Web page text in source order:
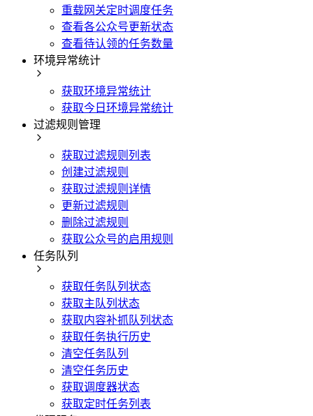
重载网关定时调度任务
查看各公众号更新状态
查看待认领的任务数量
环境异常统计
获取环境异常统计
获取今日环境异常统计
过滤规则管理
获取过滤规则列表
创建过滤规则
获取过滤规则详情
更新过滤规则
删除过滤规则
获取公众号的启用规则
任务队列
获取任务队列状态
获取主队列状态
获取内容补抓队列状态
获取任务执行历史
清空任务队列
清空任务历史
获取调度器状态
获取定时任务列表